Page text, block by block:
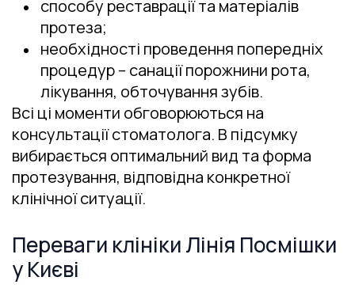
способу реставрації та матеріалів
протеза;
необхідності проведення попередніх
процедур – санації порожнини рота,
лікування, обточування зубів.
Всі ці моменти обговорюються на
консультації стоматолога. В підсумку
вибирається оптимальний вид та форма
протезування, відповідна конкретної
клінічної ситуації.
Переваги клініки Лінія Посмішки
у Києві